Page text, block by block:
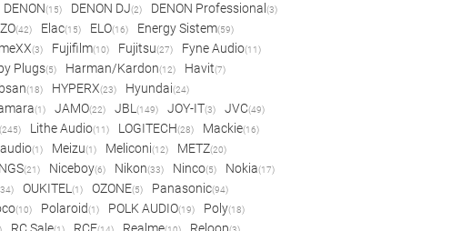
DENON(15) DENON DJ(2) DENON Professional (3)
(42) Elac(15) ELO(16) Energy Sistem(59)
(3) Fujifilm(10) Fujitsu(27) Fyne Audio(11)
Plugs(5) Harman/Kardon(12) Havit(7)
(18) HYPERX(23) Hyundai(24)
(1) JAMO(22) JBL(149) JOY-IT(3) JVC(49)
(245) Lithe Audio(11) LOGITECH(28) Mackie(16)
(1) Meizu(1) Meliconi(12) METZ(20)
NGS(21) Niceboy(6) Nikon(33) Ninco(5) Nokia(17)
OUKITEL(1) OZONE(5) Panasonic(94)
(10) Polaroid(1) POLK AUDIO(19) Poly(18)